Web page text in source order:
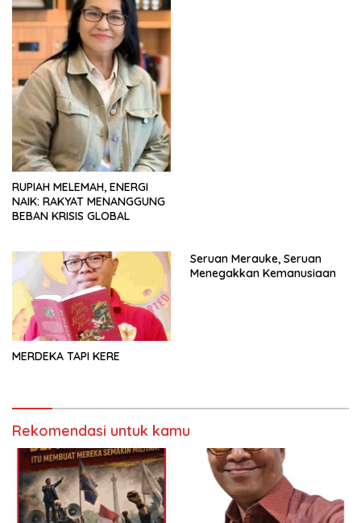
RUPIAH MELEMAH, ENERGI
NAIK: RAKYAT MENANGGUNG
BEBAN KRISIS GLOBAL
MERDEKA TAPI KERE
Seruan Merauke, Seruan
Menegakkan Kemanusiaan
Rekomendasi untuk kamu